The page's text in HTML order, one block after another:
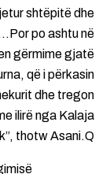
shtëpitë dhe
po ashtu në
gërmime gjatë
që i përkasin
dhe tregon
ilirë nga Kalaja
thotw Asani.Q